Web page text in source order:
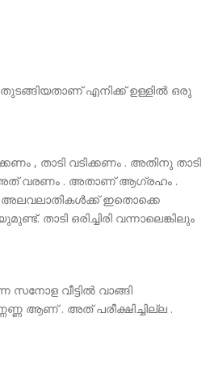
എനിക്ക് ഉള്ളിൽ ഒരു
, താടി വടിക്കണം . അതിനു താടി
– അത് വരണം . അതാണ് ആഗ്രഹം .
അലവലാതികൾക്ക് ഇതൊക്കെ
താടി ഒരിച്ചിരി വന്നാലെങ്കിലും
സനോള വീട്ടിൽ വാങ്ങി
ആണ് . അത് പരീക്ഷിച്ചില്ല .